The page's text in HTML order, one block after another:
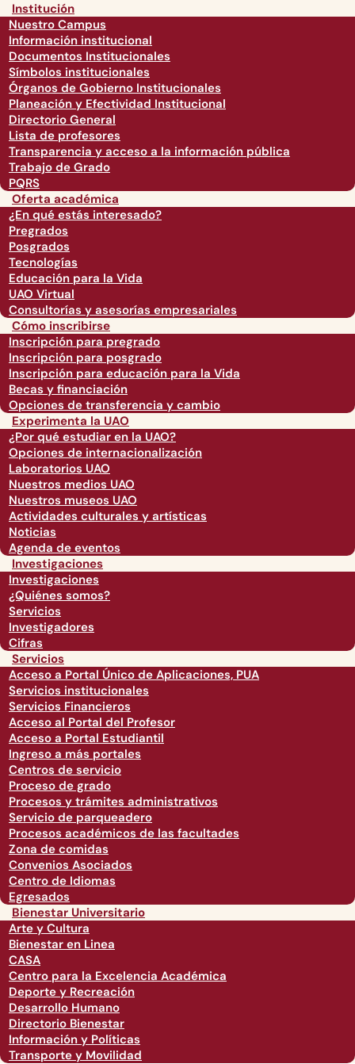
Institución
Nuestro Campus
Información institucional
Documentos Institucionales
Símbolos institucionales
Órganos de Gobierno Institucionales
Planeación y Efectividad Institucional
Directorio General
Lista de profesores
Transparencia y acceso a la información pública
Trabajo de Grado
PQRS
Oferta académica
¿En qué estás interesado?
Pregrados
Posgrados
Tecnologías
Educación para la Vida
UAO Virtual
Consultorías y asesorías empresariales
Cómo inscribirse
Inscripción para pregrado
Inscripción para posgrado
Inscripción para educación para la Vida
Becas y financiación
Opciones de transferencia y cambio
Experimenta la UAO
¿Por qué estudiar en la UAO?
Opciones de internacionalización
Laboratorios UAO
Nuestros medios UAO
Nuestros museos UAO
Actividades culturales y artísticas
Noticias
Agenda de eventos
Investigaciones
Investigaciones
¿Quiénes somos?
Servicios
Investigadores
Cifras
Servicios
Acceso a Portal Único de Aplicaciones, PUA
Servicios institucionales
Servicios Financieros
Acceso al Portal del Profesor
Acceso a Portal Estudiantil
Ingreso a más portales
Centros de servicio
Proceso de grado
Procesos y trámites administrativos
Servicio de parqueadero
Procesos académicos de las facultades
Zona de comidas
Convenios Asociados
Centro de Idiomas
Egresados
Bienestar Universitario
Arte y Cultura
Bienestar en Linea
CASA
Centro para la Excelencia Académica
Deporte y Recreación
Desarrollo Humano
Directorio Bienestar
Información y Políticas
Transporte y Movilidad